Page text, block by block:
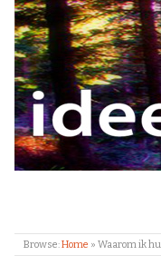
IDEEFLUX |
Browse:Home » Waarom ik